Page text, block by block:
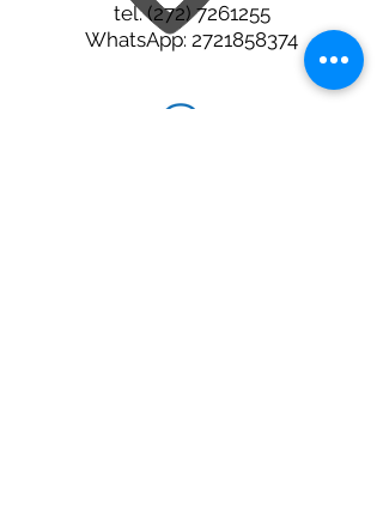
tel.(272) 7261255
WhatsApp: 2721858374